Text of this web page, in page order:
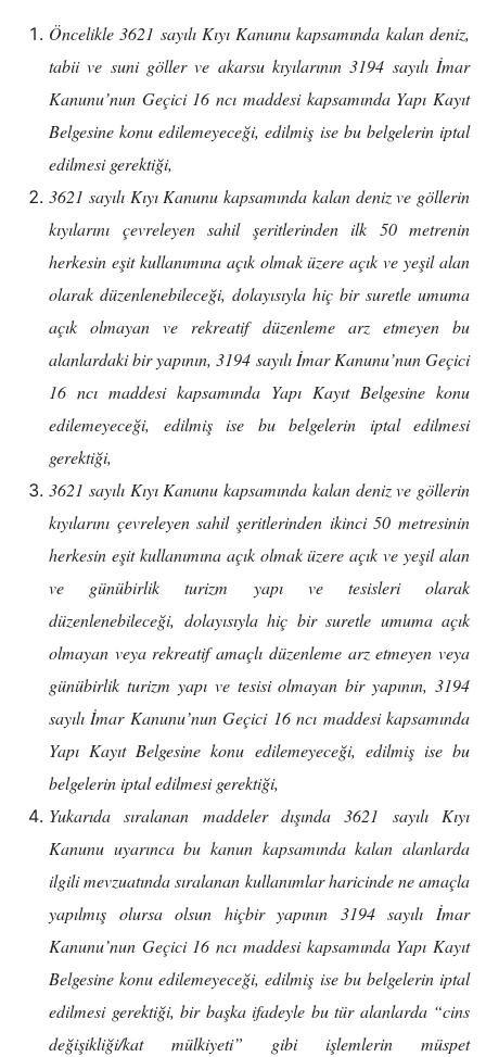
Öncelikle 3621 sayılı Kıyı Kanunu kapsamında kalan deniz,
tabii ve suni göller ve akarsu kıyılarının 3194 sayılı İmar
Kanunu’nun Geçici 16 ncı maddesi kapsamında Yapı Kayıt
Belgesine konu edilemeyeceği, edilmiş ise bu belgelerin iptal
edilmesi gerektiği,
3621 sayılı Kıyı Kanunu kapsamında kalan deniz ve göllerin
kıyılarını çevreleyen sahil şeritlerinden ilk 50 metrenin
herkesin eşit kullanımına açık olmak üzere açık ve yeşil alan
olarak düzenlenebileceği, dolayısıyla hiç bir suretle umuma
açık olmayan ve rekreatif düzenleme arz etmeyen bu
alanlardaki bir yapının, 3194 sayılı İmar Kanunu’nun Geçici
16 ncı maddesi kapsamında Yapı Kayıt Belgesine konu
edilemeyeceği, edilmiş ise bu belgelerin iptal edilmesi
gerektiği,
3621 sayılı Kıyı Kanunu kapsamında kalan deniz ve göllerin
kıyılarını çevreleyen sahil şeritlerinden ikinci 50 metresinin
herkesin eşit kullanımına açık olmak üzere açık ve yeşil alan
ve günübirlik turizm yapı ve tesisleri olarak
düzenlenebileceği, dolayısıyla hiç bir suretle umuma açık
olmayan veya rekreatif amaçlı düzenleme arz etmeyen veya
günübirlik turizm yapı ve tesisi olmayan bir yapının, 3194
sayılı İmar Kanunu’nun Geçici 16 ncı maddesi kapsamında
Yapı Kayıt Belgesine konu edilemeyeceği, edilmiş ise bu
belgelerin iptal edilmesi gerektiği,
Yukarıda sıralanan maddeler dışında 3621 sayılı Kıyı
Kanunu uyarınca bu kanun kapsamında kalan alanlarda
ilgili mevzuatında sıralanan kullanımlar haricinde ne amaçla
yapılmış olursa olsun hiçbir yapının 3194 sayılı İmar
Kanunu’nun Geçici 16 ncı maddesi kapsamında Yapı Kayıt
Belgesine konu edilemeyeceği, edilmiş ise bu belgelerin iptal
edilmesi gerektiği, bir başka ifadeyle bu tür alanlarda “cins
değişikliği/kat mülkiyeti” gibi işlemlerin müspet